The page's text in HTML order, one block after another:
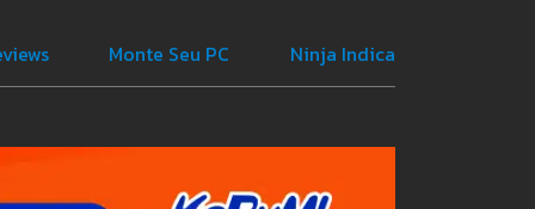
Monte Seu PC Ninja Indica